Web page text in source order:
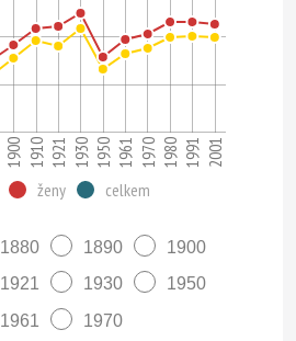
1900 1910 1921 1930 1950 1961 1970 1980 1991 2001
ženy celkem
1880 1890
1900
1921 1930
1950
1961
1970